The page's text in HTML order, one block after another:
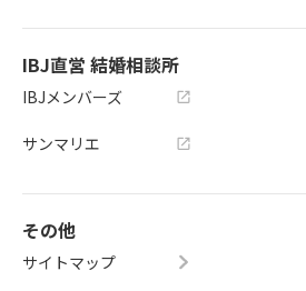
IBJ直営 結婚相談所
IBJメンバーズ
サンマリエ
その他
サイトマップ